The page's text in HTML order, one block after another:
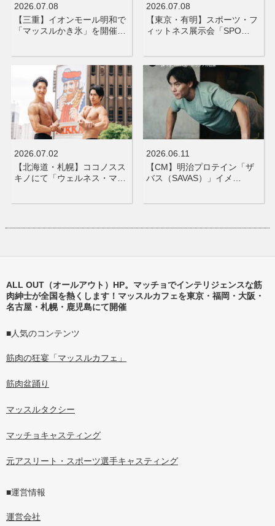
2026.07.08
【三重】イオンモール明和で
「マッスルかき氷」を開催…
2026.07.08
【東京・有明】スポーツ・フ
ィットネス展示会「SPO…
2026.07.02
【北海道・札幌】ココノスス
キノにて「ウェルネス・マ…
2026.06.11
【CM】明治プロテイン「ザ
バス（SAVAS）」イメ…
ALL OUT（オールアウト）HP。マッチョでインテリジェンスな筋
肉紳士が全国を熱くします！マッスルカフェを東京・福岡・大阪・
名古屋・札幌・鹿児島にて開催
■人気のコンテンツ
筋肉の狂宴「マッスルカフェ」
筋肉盆踊り
マッスルタクシー
マッチョキャスティング
元アスリート・スポーツ選手キャスティング
■運営情報
運営会社